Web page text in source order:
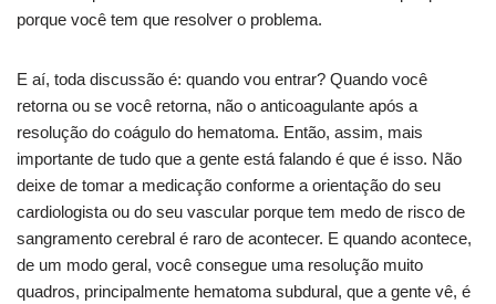
porque você tem que resolver o problema.
E aí, toda discussão é: quando vou entrar? Quando você
retorna ou se você retorna, não o anticoagulante após a
resolução do coágulo do hematoma. Então, assim, mais
importante de tudo que a gente está falando é que é isso. Não
deixe de tomar a medicação conforme a orientação do seu
cardiologista ou do seu vascular porque tem medo de risco de
sangramento cerebral é raro de acontecer. E quando acontece,
de um modo geral, você consegue uma resolução muito
quadros, principalmente hematoma subdural, que a gente vê, é